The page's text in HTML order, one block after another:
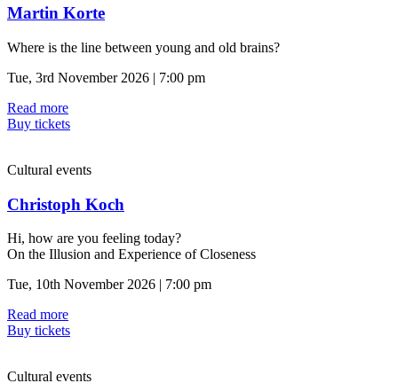
Martin Korte
Where is the line between young and old brains?
Tue, 3rd November 2026 | 7:00 pm
Read more
Buy tickets
Cultural events
Christoph Koch
Hi, how are you feeling today?
On the Illusion and Experience of Closeness
Tue, 10th November 2026 | 7:00 pm
Read more
Buy tickets
Cultural events